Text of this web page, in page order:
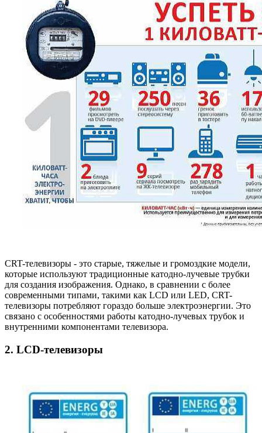
CRT-телевизоры - это старые, тяжелые и громоздкие модели,
которые используют традиционные катодно-лучевые трубки
для создания изображения. Однако, в сравнении с более
современными типами, такими как LCD или LED, CRT-
телевизоры потребляют гораздо больше электроэнергии. Это
связано с особенностями работы катодно-лучевых трубок и
внутренними компонентами телевизора.
2. LCD-телевизоры